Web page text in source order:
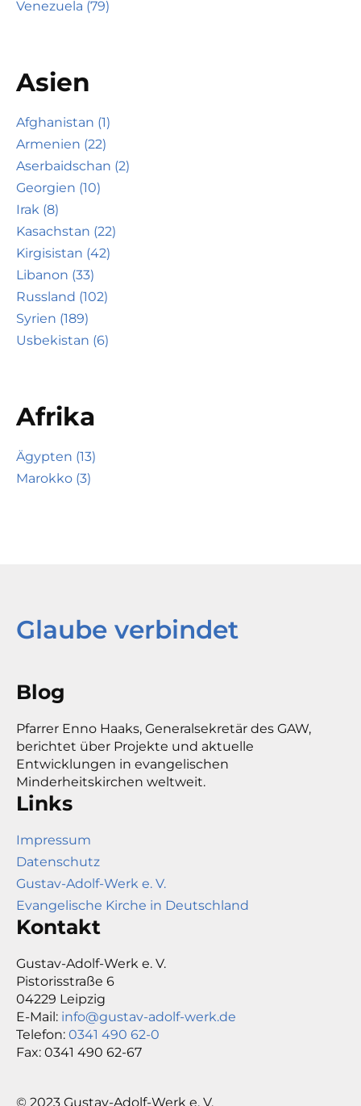
Venezuela (79)
Asien
Afghanistan (1)
Armenien (22)
Aserbaidschan (2)
Georgien (10)
Irak (8)
Kasachstan (22)
Kirgisistan (42)
Libanon (33)
Russland (102)
Syrien (189)
Usbekistan (6)
Afrika
Ägypten (13)
Marokko (3)
Glaube verbindet
Blog
Pfarrer Enno Haaks, Generalsekretär des GAW,
berichtet über Projekte und aktuelle
Entwicklungen in evangelischen
Minderheitskirchen weltweit.
Links
Impressum
Datenschutz
Gustav-Adolf-Werk e. V.
Evangelische Kirche in Deutschland
Kontakt
Gustav-Adolf-Werk e. V.
Pistorisstraße 6
04229 Leipzig
E-Mail: info@gustav-adolf-werk.de
Telefon: 0341 490 62-0
Fax: 0341 490 62-67
© 2023 Gustav-Adolf-Werk e. V.